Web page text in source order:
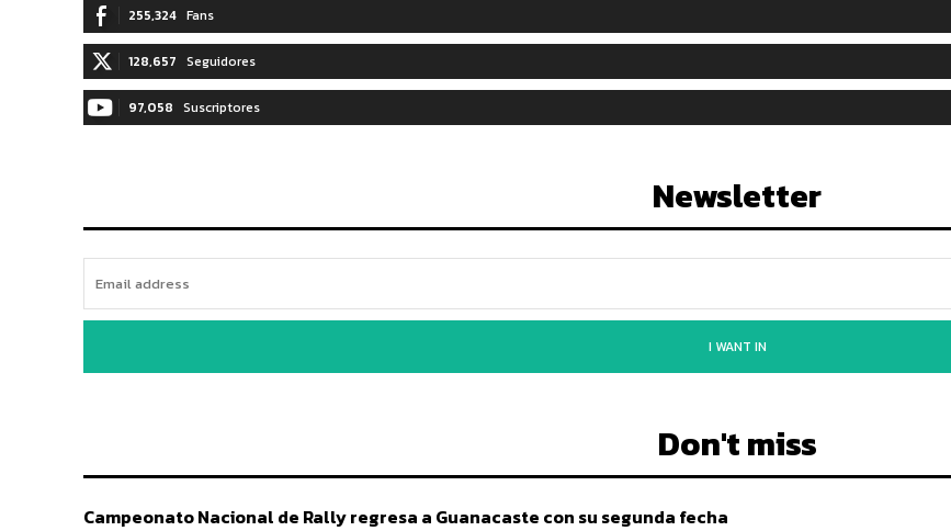
255,324 Fans
128,657 Seguidores
97,058 Suscriptores
Newsletter
I WANT IN
Don't miss
Campeonato Nacional de Rally regresa a Guanacaste con su segunda fecha